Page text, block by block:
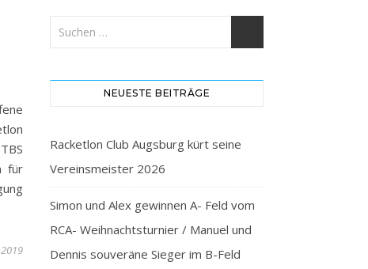
für
NEUESTE BEITRÄGE
Racketlon Club Augsburg kürt seine
Vereinsmeister 2026
Simon und Alex gewinnen A- Feld vom
RCA- Weihnachtsturnier / Manuel und
Dennis souveräne Sieger im B-Feld